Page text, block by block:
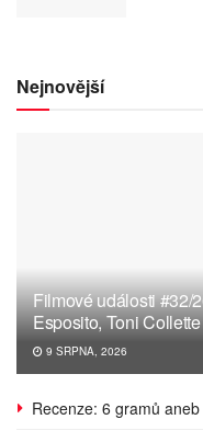
Nejnovější
Filmové události #32/
Esposito, Toni
9 SRPNA, 2026
Recenze: 6 gramů